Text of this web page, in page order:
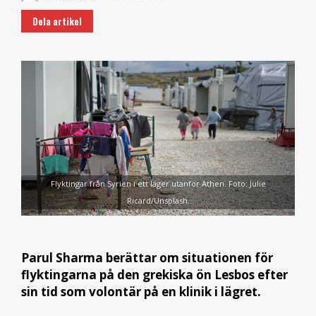
Dela artikel
Flyktingar från Syrien i ett läger utanför Athen. Foto: Julie
Ricard/Unsplash.
Parul Sharma berättar om situationen för
flyktingarna på den grekiska ön Lesbos efter
sin tid som volontär på en klinik i lägret.